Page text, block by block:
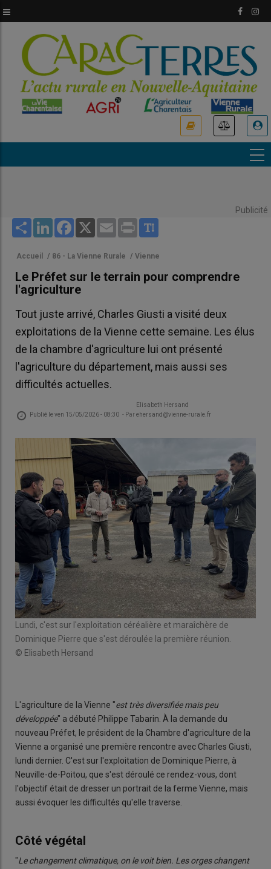
au
principal
Publicité
Share LinkedInFacebook
X Email Print
Accueil / 86 - La Vienne Rurale / Vienne
Le Préfet sur le terrain pour comprendre
l'agriculture
Tout juste arrivé, Charles Giusti a visité deux
exploitations de la Vienne cette semaine. Les élus
de la chambre d'agriculture lui ont présenté
l'agriculture du département, mais aussi ses
difficultés actuelles.
Publié leven 15/05/2026 - 08:30 - Par
Elisabeth Hersand
ehersand@vienne-rurale.fr
Lundi, c'est sur l'exploitation céréalière et maraîchère de
Dominique Pierre que s'est déroulée la première réunion.
© Elisabeth Hersand
L'agriculture de la Vienne "est très diversifiée mais peu
développée" a débuté Philippe Tabarin. À la demande du
nouveau Préfet, le président de la Chambre d'agriculture de la
Vienne a organisé une première rencontre avec Charles Giusti,
lundi dernier. C'est sur l'exploitation de Dominique Pierre, à
Neuville-de-Poitou, que s'est déroulé ce rendez-vous, dont
l'objectif était de dresser un portrait de la ferme Vienne, mais
aussi évoquer les difficultés qu'elle traverse.
Côté végétal
"Le changement climatique, on le voit bien. Les orges changent